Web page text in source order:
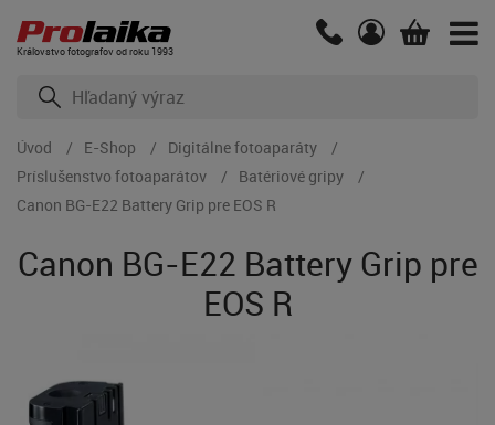
Kráľovstvo fotografov od roku 1993
Úvod E-Shop
Digitálne fotoaparáty
Príslušenstvo fotoaparátov
Batériové gripy
Canon BG-E22 Battery Grip pre EOS R
Canon BG-E22 Battery Grip pre
EOS R